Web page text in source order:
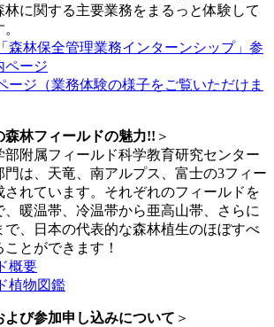
林に関する主要業務をまるっと体験して
森林保全管理業務インターンシップ」参
ページ
ージ（業務体験の様子をご覧いただけま
森林フィールドの魅力!! ＞
部附属フィールド科学教育研究センター
門は、天竜、南アルプス、富士の3フィー
されています。それぞれのフィールドを
、暖温帯、冷温帯から亜高山帯、さらに
で、日本の代表的な森林植生のほぼすべ
とができます！
概要
植物図鑑
よび参加申し込みについて ＞